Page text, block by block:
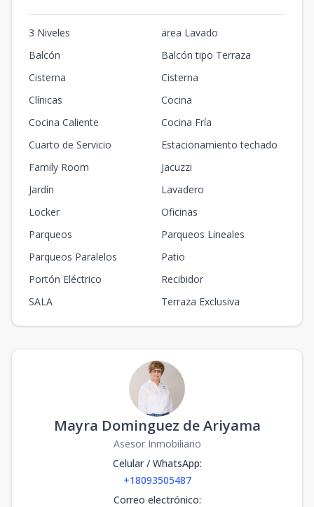
3 Niveles
ärea Lavado
Balcón
Balcón tipo Terraza
Cisterna
Cisterna
Clínicas
Cocina
Cocina Caliente
Cocina Fría
Cuarto de Servicio
Estacionamiento techado
Family Room
Jacuzzi
Jardín
Lavadero
Locker
Oficinas
Parqueos
Parqueos Lineales
Parqueos Paralelos
Patio
Portón Eléctrico
Recibidor
SALA
Terraza Exclusiva
Mayra Dominguez de Ariyama
Asesor Inmobiliario
Celular / WhatsApp:
+18093505487
Correo electrónico: